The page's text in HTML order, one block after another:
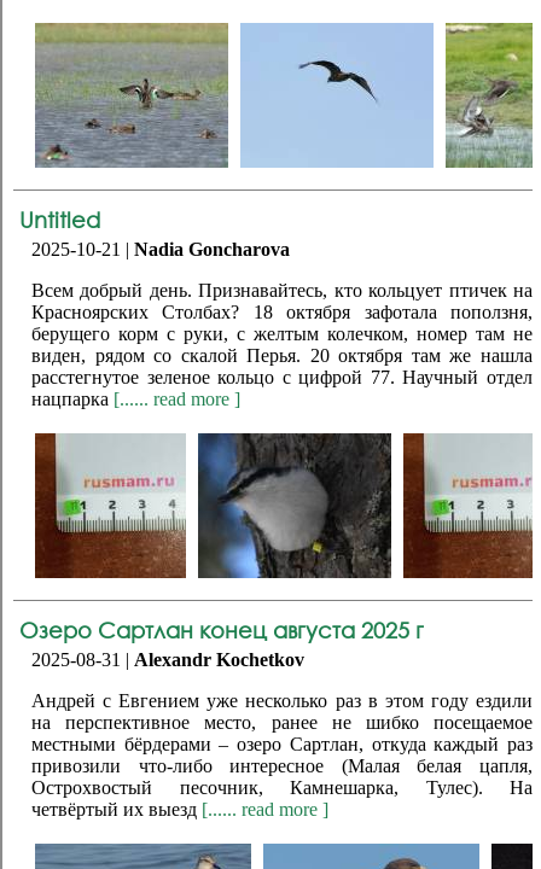
Untitled
2025-10-21 | Nadia Goncharova
Всем добрый день. Признавайтесь, кто кольцует птичек на
Красноярских Столбах? 18 октября зафотала поползня,
берущего корм с руки, с желтым колечком, номер там не
виден, рядом со скалой Перья. 20 октября там же нашла
расстегнутое зеленое кольцо с цифрой 77. Научный отдел
нацпарка [...... read more ]
Озеро Сартлан конец августа 2025 г
2025-08-31 | Alexandr Kochetkov
Андрей с Евгением уже несколько раз в этом году ездили
на перспективное место, ранее не шибко посещаемое
местными бёрдерами – озеро Сартлан, откуда каждый раз
привозили что-либо интересное (Малая белая цапля,
Острохвостый песочник, Камнешарка, Тулес). На
четвёртый их выезд [...... read more ]